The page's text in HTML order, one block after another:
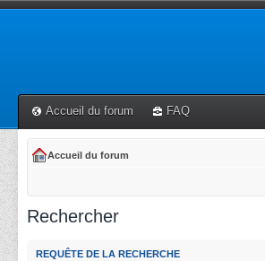
Accueil du forum FAQ
Accueil du forum
Rechercher
REQUÊTE DE LA RECHERCHE